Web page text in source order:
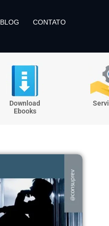
BLOG CONTATO
Download
Ebooks